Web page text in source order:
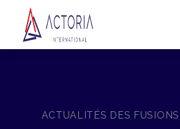
ACTUALITÉS DES FUSIONS